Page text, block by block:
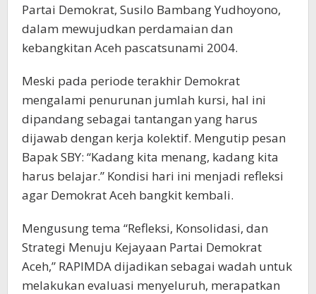
Partai Demokrat, Susilo Bambang Yudhoyono,
dalam mewujudkan perdamaian dan
kebangkitan Aceh pascatsunami 2004.
Meski pada periode terakhir Demokrat
mengalami penurunan jumlah kursi, hal ini
dipandang sebagai tantangan yang harus
dijawab dengan kerja kolektif. Mengutip pesan
Bapak SBY: “Kadang kita menang, kadang kita
harus belajar.” Kondisi hari ini menjadi refleksi
agar Demokrat Aceh bangkit kembali.
Mengusung tema “Refleksi, Konsolidasi, dan
Strategi Menuju Kejayaan Partai Demokrat
Aceh,” RAPIMDA dijadikan sebagai wadah untuk
melakukan evaluasi menyeluruh, merapatkan